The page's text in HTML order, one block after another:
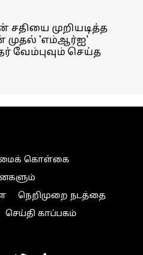
சதியை முறியடித்த
முதல் 'எம்ஆர்ஐ'
வேம்புவும் செய்த
கொள்கை
நெறிமுறை நடத்தை
செய்தி காப்பகம்